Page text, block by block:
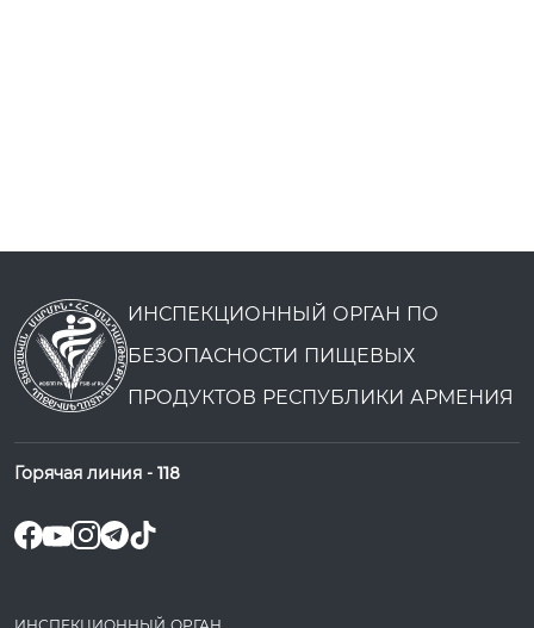
ИНСПЕКЦИОННЫЙ ОРГАН ПО
БЕЗОПАСНОСТИ ПИЩЕВЫХ
ПРОДУКТОВ РЕСПУБЛИКИ АРМЕНИЯ
Горячая линия - 118